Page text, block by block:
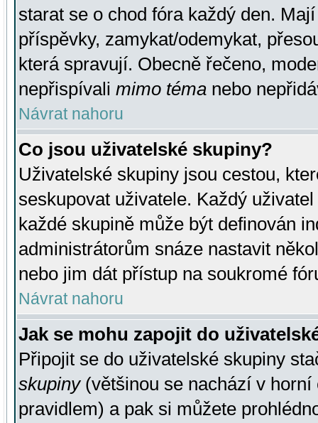
starat se o chod fóra každý den.
příspěvky, zamykat/odemykat,
která spravují. Obecně řečeno,
nepřispívali mimo téma nebo
Návrat nahoru
Co jsou uživatelské skupiny?
Uživatelské skupiny jsou cestou,
seskupovat uživatele. Každý
každé skupině může být definován
administrátorům snáze nastavit
nebo jim dát přístup na soukromé
Návrat nahoru
Jak se mohu zapojit do
Připojit se do uživatelské skupiny
skupiny(většinou se nachází v horní
pravidlem) a pak si můžete